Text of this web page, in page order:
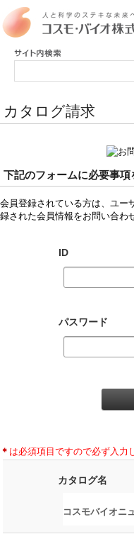
カタログ請求
下記のフォームに必要事項
会員登録されている方は、ユー
録された会員情報をお問い合わ
ID
パスワード
＊ は必須項目ですので必ず入力
カタログ名
コスモバイオ